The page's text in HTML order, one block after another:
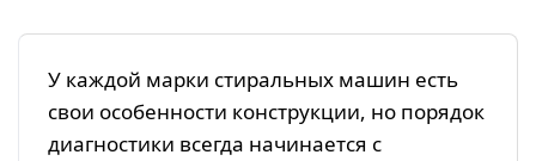
У каждой марки стиральных машин есть
свои особенности конструкции, но порядок
диагностики всегда начинается с